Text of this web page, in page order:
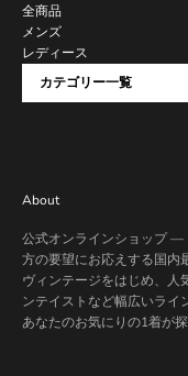
全商品
メンズ
レディース
カテゴリー一覧
About
公式オンラインショップ —
方の要望にお応えする国内
ヴィンテージをはじめ、人
ンテイストなど幅広いライ
あなたのお気にりの1着が探